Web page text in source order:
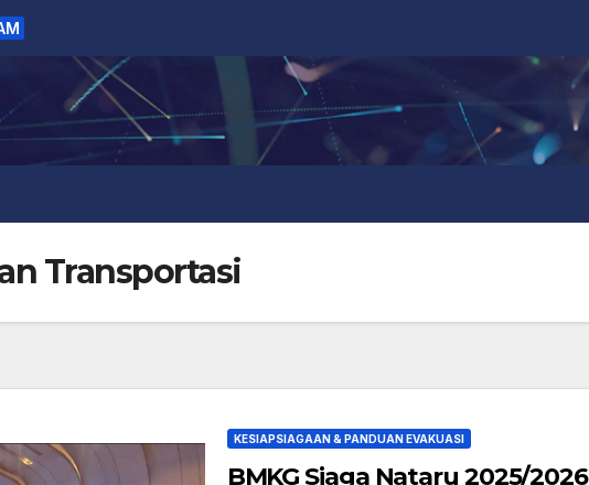
Transportasi
KESIAPSIAGAAN & PANDUAN EVAKUASI
BMKG Siaga Nataru 2025/2026